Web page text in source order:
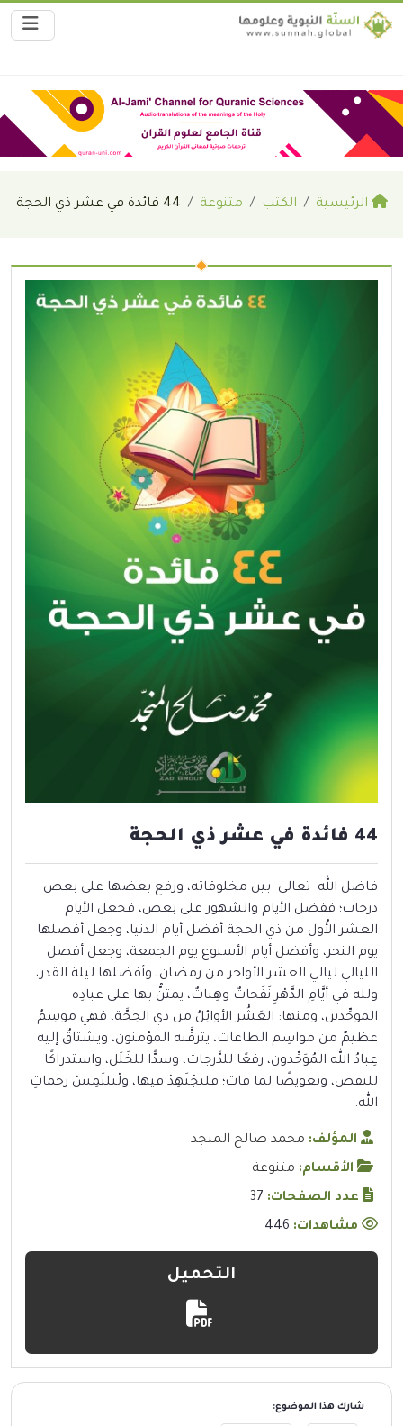
الرئيسية الكتب متنوعة 44 فائدة في عشر ذي الحجة
44 فائدة في عشر ذي الحجة
فاضل الله -تعالى- بين مخلوقاته، ورفع بعضها على بعض
درجات؛ ففضل الأيام والشهور على بعض، فجعل الأيام
العشر الأُول من ذي الحجة أفضل أيام الدنيا، وجعل أفضلها
يوم النحر، وأفضل أيام الأسبوع يوم الجمعة، وجعل أفضل
الليالي ليالي العشر الأواخر من رمضان، وأفضلها ليلة القدر،
ولله في أيَّامِ الدَّهْرِ نَفَحاتٌ وهِباتٌ، يمتنُّ بها على عبادِه
الموحِّدين، ومنها: العَشُْر الأوائِلُ من ذي الحِجَّة، فهي موسِمٌ
عظيمٌ من مواسِم الطاعات، يترقَّبه المؤمنون، ويشتاقُ إليه
عِبادُ الله المُوَحِّدون، رفعًا للدَّرجات، وسدًّا للخَلَل، واستدراكًا
للنقص، وتعويضًا لما فات؛ فلنجْتَهِدْ فيها، ولْنلتَمِسْ رحماتِ
الله.
المؤلف: محمد صالح المنجد
الأقسام: متنوعة
عدد الصفحات: 37
مشاهدات:
التحميل
شارك هذا الموضوع: